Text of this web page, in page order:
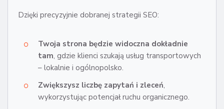
Dzięki precyzyjnie dobranej strategii SEO:
Twoja strona będzie widoczna dokładnie
tam, gdzie klienci szukają usług transportowych
– lokalnie i ogólnopolsko.
Zwiększysz liczbę zapytań i zleceń,
wykorzystując potencjał ruchu organicznego.